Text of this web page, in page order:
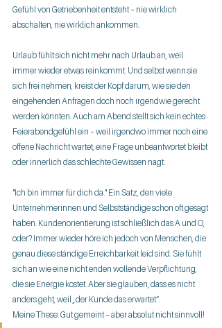
Gefühl von Getriebenheit entsteht – nie wirklich
abschalten, nie wirklich ankommen.
Urlaub fühlt sich nicht mehr nach Urlaub an, weil
immer wieder etwas reinkommt. Und selbst wenn sie
sich frei nehmen, kreist der Kopf darum, wie sie den
eingehenden Anfragen doch noch irgendwie gerecht
werden könnten. Auch am Abend stellt sich kein echtes
Feierabendgefühl ein – weil irgendwo immer noch eine
offene Nachricht wartet, eine Frage unbeantwortet bleibt
oder innerlich das schlechte Gewissen nagt.
"Ich bin immer für dich da." Ein Satz, den viele
Unternehmerinnen und Selbstständige schon oft gesagt
haben. Kundenorientierung ist schließlich das A und O,
oder? Immer wieder höre ich jedoch von Menschen, die
genau diese ständige Erreichbarkeit leid sind. Sie fühlt
sich an wie eine nicht enden wollende Verpflichtung,
die sie Energie kostet. Aber sie glauben, dass es nicht
anders geht, weil „der Kunde das erwartet“.
Meine These: Gut gemeint – aber absolut nicht sinnvoll!